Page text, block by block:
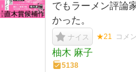
でもラーメン評論
かった。
ナイス ★21 コメ
柚木 麻子
5138